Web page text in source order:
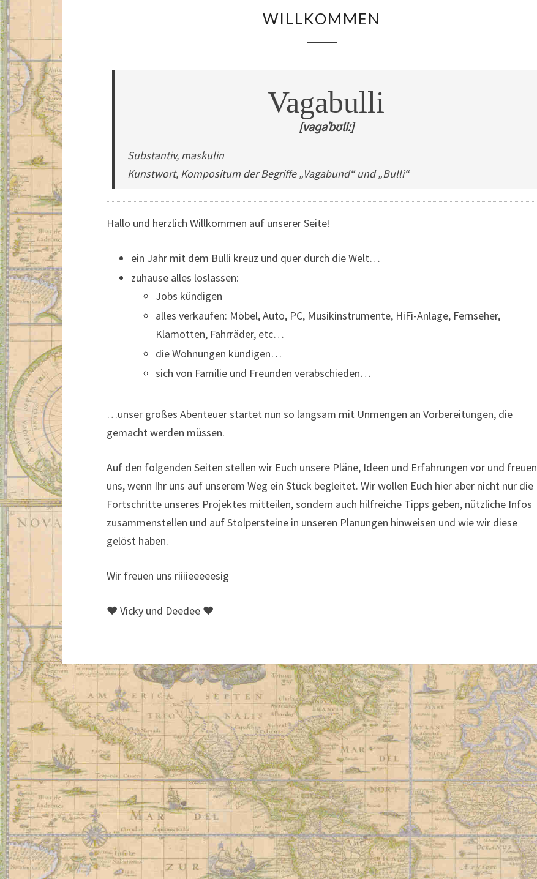
WILLKOMMEN
Vagabulli
[vaɡaˈbʊliː]
Substantiv, maskulin
Kunstwort, Kompositum der Begriffe „Vagabund“ und „Bulli“
Hallo und herzlich Willkommen auf unserer Seite!
ein Jahr mit dem Bulli kreuz und quer durch die Welt…
zuhause alles loslassen:
Jobs kündigen
alles verkaufen: Möbel, Auto, PC, Musikinstrumente, HiFi-Anlage, Fernseher,
Klamotten, Fahrräder, etc…
die Wohnungen kündigen…
sich von Familie und Freunden verabschieden…
…unser großes Abenteuer startet nun so langsam mit Unmengen an Vorbereitungen, die
gemacht werden müssen.
Auf den folgenden Seiten stellen wir Euch unsere Pläne, Ideen und Erfahrungen vor und freuen
uns, wenn Ihr uns auf unserem Weg ein Stück begleitet. Wir wollen Euch hier aber nicht nur die
Fortschritte unseres Projektes mitteilen, sondern auch hilfreiche Tipps geben, nützliche Infos
zusammenstellen und auf Stolpersteine in unseren Planungen hinweisen und wie wir diese
gelöst haben.
Wir freuen uns riiiieeeeesig
♥ Vicky und Deedee ♥